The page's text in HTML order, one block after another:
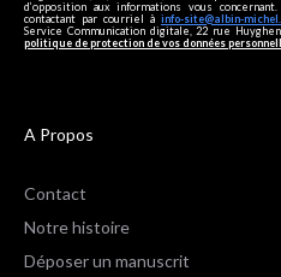
d’opposition aux informations vous
contactant par courriel à info-site@albin-
Service Communication digitale, 22 rue
politique de protection de vos données
A Propos
Contact
Notre histoire
Déposer un manuscrit